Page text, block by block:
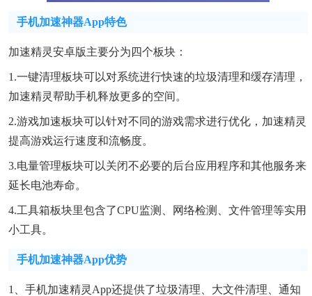
手机加速神器app特色
加速精灵安卓版主要分为四个板块：
1.一键清理板块可以对系统进行快速的垃圾清理和缓存清理，
加速精灵帮助手机释放更多的空间。
2.游戏加速板块可以针对不同的游戏需求进行优化，加速精灵
提高游戏运行速度和流畅度。
3.电量管理板块可以关闭不必要的后台应用程序和其他服务来
延长电池寿命。
4.工具箱板块里包含了CPU监测、网络检测、文件管理等实用
小工具。
手机加速神器app优势
1、手机加速精灵app还提供了垃圾清理、大文件清理、通知